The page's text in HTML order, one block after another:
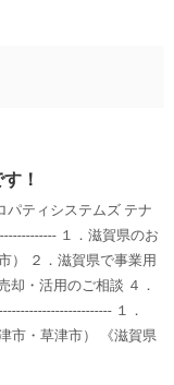
！
パティシステムズ テナ
１．滋賀県のお
） ２．滋賀県で事業用
却・活用のご相談 ４．
１．
市・草津市） 《滋賀県